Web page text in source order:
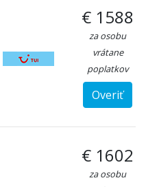
€ 1588
za osobu
vrátane
poplatkov
Overiť
€ 1602
za osobu